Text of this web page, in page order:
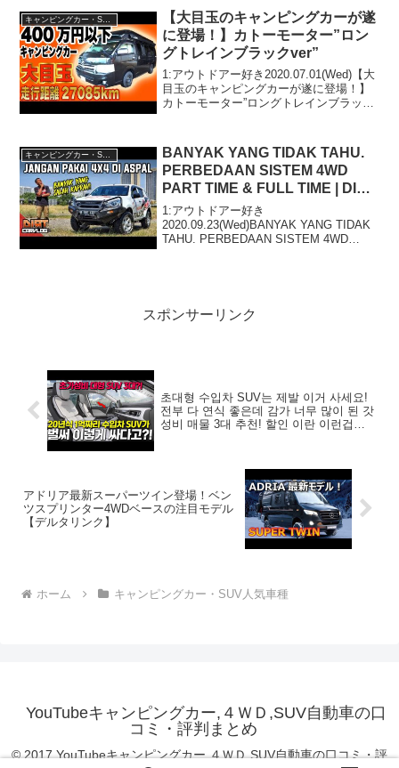
2022.06.01(Wed)この動画は注...
【大目玉のキャンピングカーが遂
に登場！】カトーモーター”ロン
グトレインブラックver”
1:アウトドアー好き2020.07.01(Wed)【大
目玉のキャンピングカーが遂に登場！】
カトーモーター”ロングトレインブラック
2020.07.01(Wed)この動画は注目...
キャンピングカー・SUV人気車種
BANYAK YANG TIDAK TAHU.
PERBEDAAN SISTEM 4WD
PART TIME & FULL TIME | DIRT
CARVLOG #227
1:アウトドアー好き
2020.09.23(Wed)BANYAK YANG TIDAK
TAHU. PERBEDAAN SISTEM 4WD
スポンサーリンク
초대형 수입차 SUV는 제발 이거 사세요!
전부 다 연식 좋은데 감가 너무 많이 된 갓
성비 매물 3대 추천! 할인 이란 이런겁니
アドリア最新スーパーツイン登場！ベン
ツスプリンター4WDベースの注目モデル
【デルタリンク】
ホーム キャンピングカー・SUV人気車種
YouTubeキャンピングカー,４ＷＤ,SUV自動車の口
コミ・評判まとめ
© 2017 YouTubeキャンピングカー,４ＷＤ,SUV自動車の口コミ・評